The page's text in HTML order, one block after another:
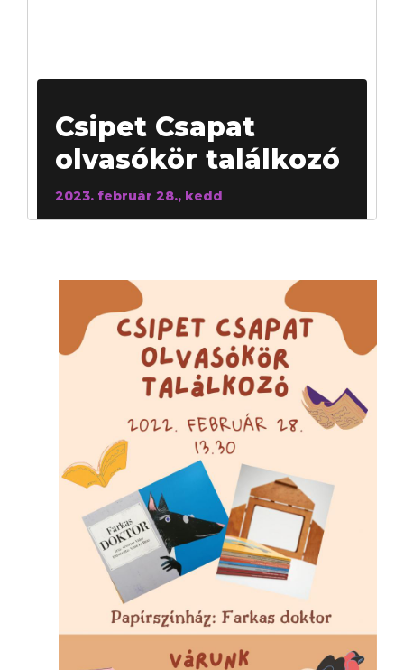
Csipet Csapat
olvasókör találkozó
2023. február 28., kedd